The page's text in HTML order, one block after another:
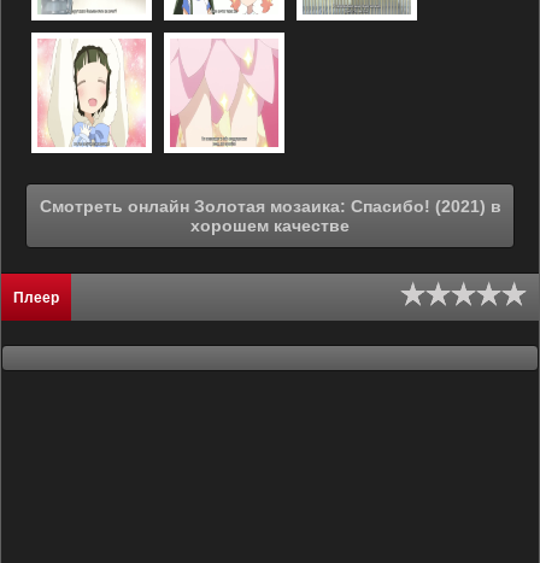
Смотреть онлайн Золотая мозаика: Спасибо! (2021) в
хорошем качестве
Плеер